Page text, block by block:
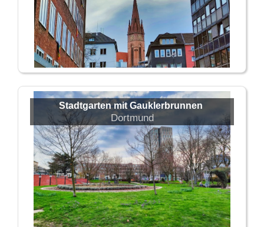
Stadtgarten mit Gauklerbrunnen
Dortmund